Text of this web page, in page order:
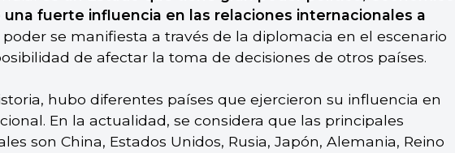
una fuerte influencia en las relaciones internacionales a
poder se manifiesta a través de la diplomacia en el escenario
de afectar la toma de decisiones de otros países.
hubo diferentes países que ejercieron su influencia en
En la actualidad, se considera que las principales
son China, Estados Unidos, Rusia, Japón, Alemania, Reino